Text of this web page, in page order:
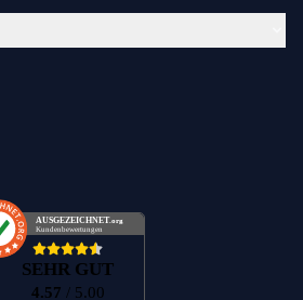
AUSGEZEICHNET .org
Kundenbewertungen
SEHR GUT
4.57 / 5.00